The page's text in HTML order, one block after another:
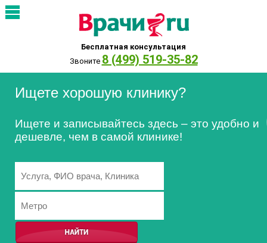
Бесплатная консультация
Звоните 8 (499) 519-35-82
Ищете хорошую клинику?
Ищете и записывайтесь здесь – это удобно и
дешевле, чем в самой клинике!